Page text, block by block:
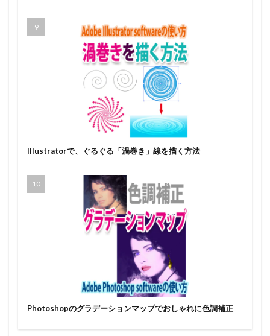
Illustratorで、ぐるぐる「渦巻き」線を描く方法
Photoshopのグラデーションマップでおしゃれに色調補正